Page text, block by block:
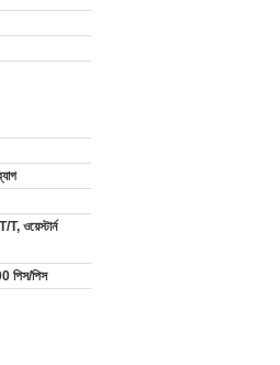
ওয়েস্টার্ন
পিস/পিস